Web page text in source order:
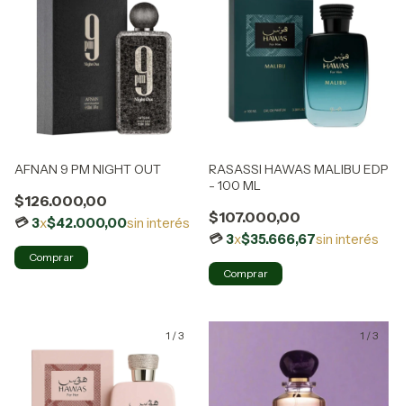
AFNAN 9 PM NIGHT OUT
$126.000,00
3x$42.000,00sin interés
RASASSI HAWAS MALIBU EDP
- 100 ML
$107.000,00
3x$35.666,67sin interés
1 /3 1 /3